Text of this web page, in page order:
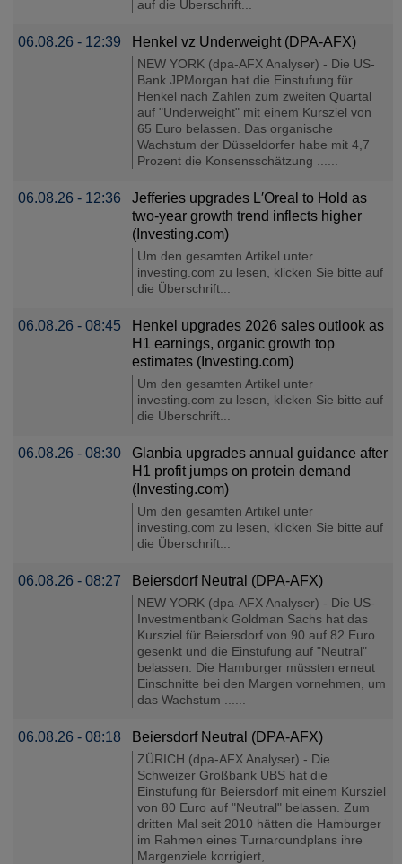
auf die Überschrift...
06.08.26 - 12:39 Henkel vz Underweight (DPA-AFX)
NEW YORK (dpa-AFX Analyser) - Die US-
Bank JPMorgan hat die Einstufung für
Henkel nach Zahlen zum zweiten Quartal
auf "Underweight" mit einem Kursziel von
65 Euro belassen. Das organische
Wachstum der Düsseldorfer habe mit 4,7
Prozent die Konsensschätzung ......
06.08.26 - 12:36
Jefferies upgrades L′Oreal to Hold as
two-year growth trend inflects higher
(Investing.com)
Um den gesamten Artikel unter
investing.com zu lesen, klicken Sie bitte auf
die Überschrift...
06.08.26 - 08:45
Henkel upgrades 2026 sales outlook as
H1 earnings, organic growth top
estimates (Investing.com)
Um den gesamten Artikel unter
investing.com zu lesen, klicken Sie bitte auf
die Überschrift...
06.08.26 - 08:30
Glanbia upgrades annual guidance after
H1 profit jumps on protein demand
(Investing.com)
Um den gesamten Artikel unter
investing.com zu lesen, klicken Sie bitte auf
die Überschrift...
06.08.26 - 08:27 Beiersdorf Neutral (DPA-AFX)
NEW YORK (dpa-AFX Analyser) - Die US-
Investmentbank Goldman Sachs hat das
Kursziel für Beiersdorf von 90 auf 82 Euro
gesenkt und die Einstufung auf "Neutral"
belassen. Die Hamburger müssten erneut
Einschnitte bei den Margen vornehmen, um
das Wachstum ......
06.08.26 - 08:18 Beiersdorf Neutral (DPA-AFX)
ZÜRICH (dpa-AFX Analyser) - Die
Schweizer Großbank UBS hat die
Einstufung für Beiersdorf mit einem Kursziel
von 80 Euro auf "Neutral" belassen. Zum
dritten Mal seit 2010 hätten die Hamburger
im Rahmen eines Turnaroundplans ihre
Margenziele korrigiert, ......